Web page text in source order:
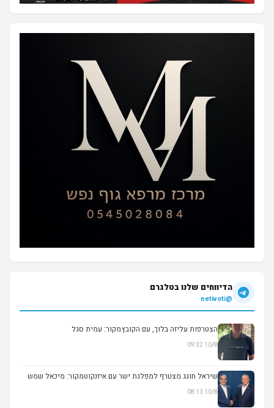
הדיווחים שלנו בטלגרם
@netivoti
▶
הצטרפות עליזה בלוך, עם הקובץמקור: עמית סגל
10/8 09:32
שיראל חוגג מצטרף למפלגת ישר עם איזנקוטמקור: מיכאל שמש
10/8 08:13